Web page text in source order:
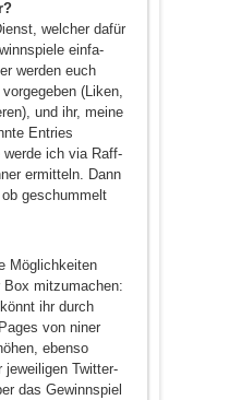
welcher dafür
ein­fa­
werden euch
(Liken,
und ihr, meine
Entries
werde ich via Raff­
ermitteln. Dann
ge­schum­melt
Möglichkeiten
Box mitzumachen:
ihr durch
von niner
ebenso
jeweiligen Twitter-
das Gewinnspiel